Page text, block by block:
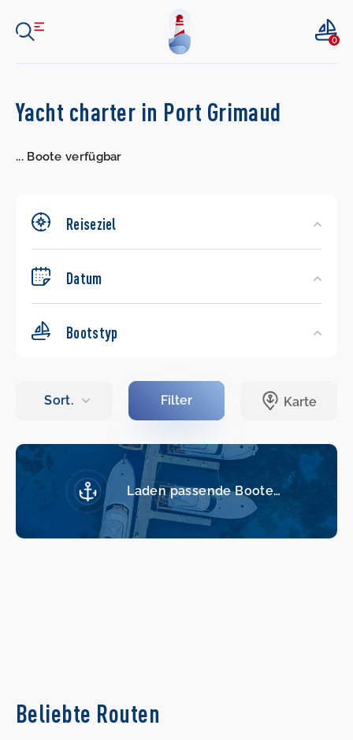
0
Search
Yacht charter in Port Grimaud
...Boote verfügbar
Reiseziel
Datum
Bootstyp
Laden passende Boote…
Beliebte Routen